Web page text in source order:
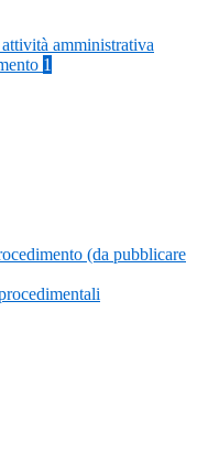
amministrativa
1
(da pubblicare